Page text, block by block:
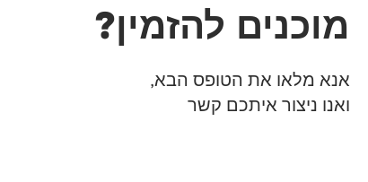
מוכנים להזמין?
אנא מלאו את הטופס הבא,
ואנו ניצור איתכם קשר